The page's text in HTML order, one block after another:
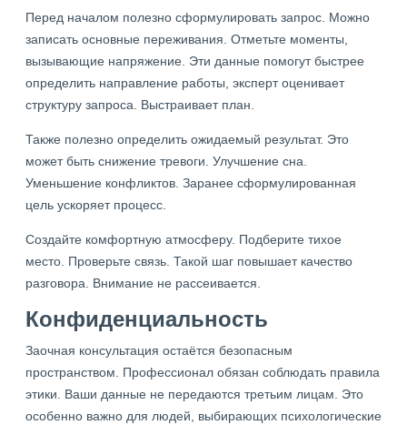
Перед началом полезно сформулировать запрос. Можно
записать основные переживания. Отметьте моменты,
вызывающие напряжение. Эти данные помогут быстрее
определить направление работы, эксперт оценивает
структуру запроса. Выстраивает план.
Также полезно определить ожидаемый результат. Это
может быть снижение тревоги. Улучшение сна.
Уменьшение конфликтов. Заранее сформулированная
цель ускоряет процесс.
Создайте комфортную атмосферу. Подберите тихое
место. Проверьте связь. Такой шаг повышает качество
разговора. Внимание не рассеивается.
Конфиденциальность
Заочная консультация остаётся безопасным
пространством. Профессионал обязан соблюдать правила
этики. Ваши данные не передаются третьим лицам. Это
особенно важно для людей, выбирающих психологические